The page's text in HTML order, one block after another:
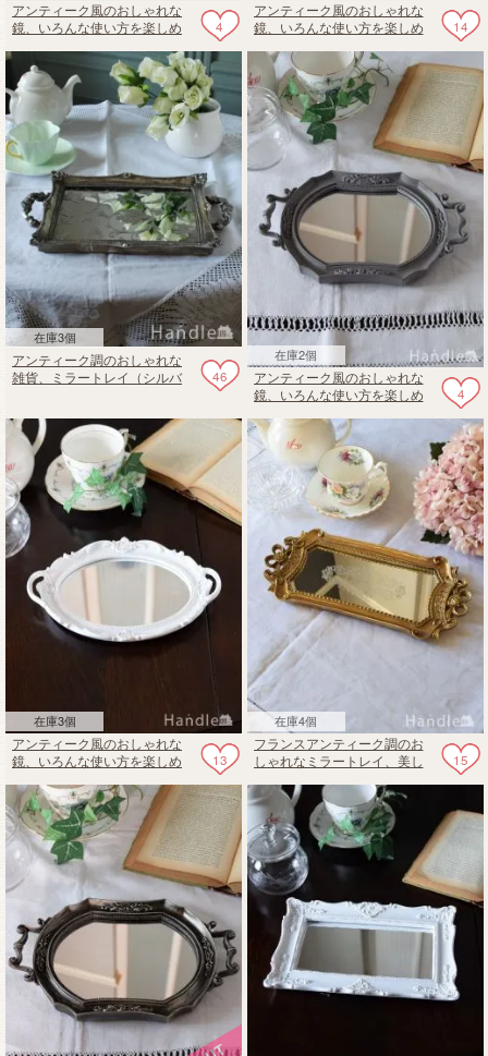
4
アンティーク風のおしゃれな
鏡、いろんな使い方を楽しめ
レイ（オーバル・Snow）
14
アンティーク風のおしゃれな
鏡、いろんな使い方を楽しめ
Champagne）
在庫3個
46
アンティーク調のおしゃれな
雑貨、ミラートレイ（シルバ
在庫2個
4
アンティーク風のおしゃれな
鏡、いろんな使い方を楽しめ
Earlgrey）
在庫3個
13
アンティーク風のおしゃれな
鏡、いろんな使い方を楽しめ
Snow）
在庫4個
15
フランスアンティーク調のお
しゃれなミラートレイ、美し